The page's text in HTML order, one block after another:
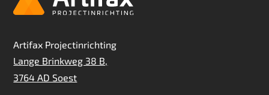
Artifax Projectinrichting
Lange Brinkweg 38 B,
3764 AD Soest